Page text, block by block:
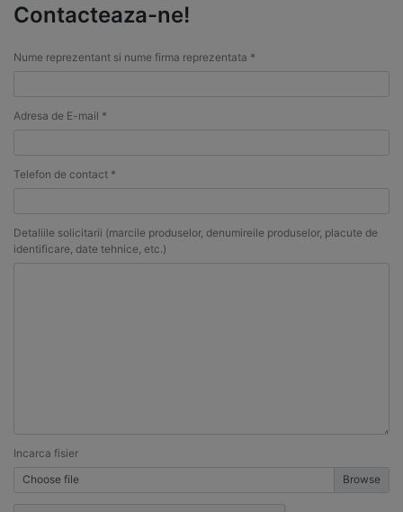
Contacteaza-ne!
Nume reprezentant si nume firma reprezentata *
Adresa de E-mail *
Telefon de contact *
Detaliile solicitarii (marcile produselor, denumireile produselor, placute de
identificare, date tehnice, etc.)
Incarca fisier
Choose file